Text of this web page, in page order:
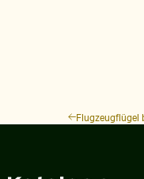
Flugzeugflügel